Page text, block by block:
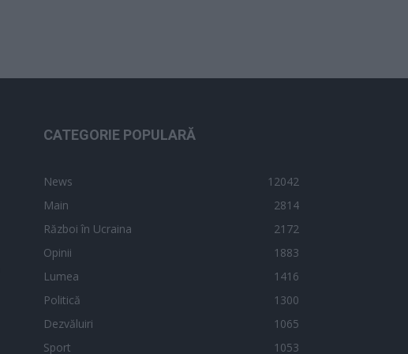
CATEGORIE POPULARĂ
News
12042
Main
2814
Război în Ucraina
2172
Opinii
1883
Lumea
1416
Politică
1300
Dezvăluiri
1065
Sport
1053